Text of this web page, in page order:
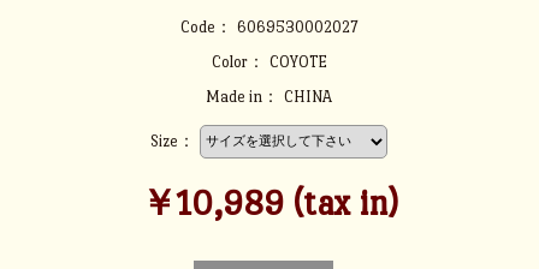
Code：
6069530002027
Color：
COYOTE
Made in：
CHINA
Size：
￥10,989 (tax in)